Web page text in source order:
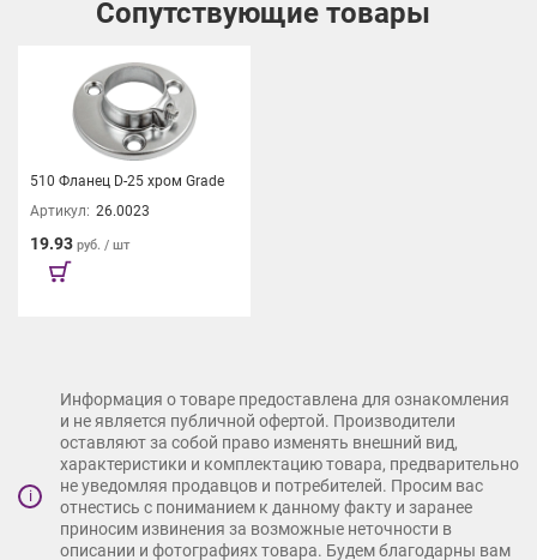
Сопутствующие товары
510 Фланец D-25 хром Grade
Артикул: 26.0023
19.93 руб. / шт
i
Информация о товаре предоставлена для ознакомления
и не является публичной офертой. Производители
оставляют за собой право изменять внешний вид,
характеристики и комплектацию товара, предварительно
не уведомляя продавцов и потребителей. Просим вас
отнестись с пониманием к данному факту и заранее
приносим извинения за возможные неточности в
описании и фотографиях товара. Будем благодарны вам